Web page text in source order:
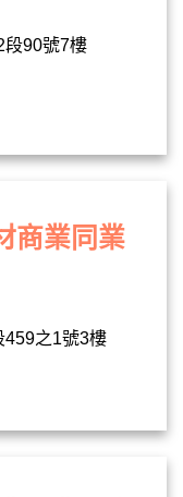
段90號7樓
商業同業
459之1號3樓